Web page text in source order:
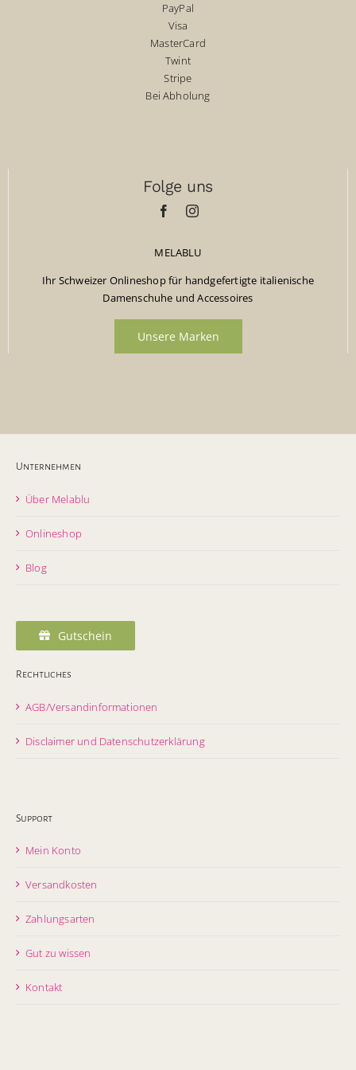
PayPal
Visa
MasterCard
Twint
Stripe
Bei Abholung
Folge uns
MELABLU
Ihr Schweizer Onlineshop für handgefertigte italienische
Damenschuhe und Accessoires
Unsere Marken
Unternehmen
Über Melablu
Onlineshop
Blog
Gutschein
Rechtliches
AGB/Versandinformationen
Disclaimer und Datenschutzerklärung
Support
Mein Konto
Versandkosten
Zahlungsarten
Gut zu wissen
Kontakt